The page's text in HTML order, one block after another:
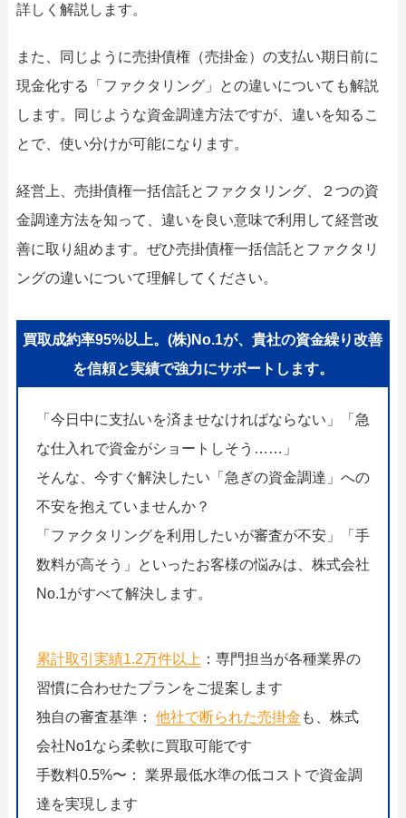
詳しく解説します。
また、同じように売掛債権（売掛金）の支払い期日前に
現金化する「ファクタリング」との違いについても解説
します。同じような資金調達方法ですが、違いを知るこ
とで、使い分けが可能になります。
経営上、売掛債権一括信託とファクタリング、２つの資
金調達方法を知って、違いを良い意味で利用して経営改
善に取り組めます。ぜひ売掛債権一括信託とファクタリ
ングの違いについて理解してください。
買取成約率95%以上。(株)No.1が、貴社の資金繰り改善
を信頼と実績で強力にサポートします。
「今日中に支払いを済ませなければならない」「急
な仕入れで資金がショートしそう……」
そんな、今すぐ解決したい「急ぎの資金調達」への
不安を抱えていませんか？
「ファクタリングを利用したいが審査が不安」「手
数料が高そう」といったお客様の悩みは、株式会社
No.1がすべて解決します。
累計取引実績1.2万件以上 ：専門担当が各種業界の
習慣に合わせたプランをご提案します
独自の審査基準： 他社で断られた売掛金 も、株式
会社No1なら柔軟に買取可能です
手数料0.5%〜： 業界最低水準の低コストで資金調
達を実現します